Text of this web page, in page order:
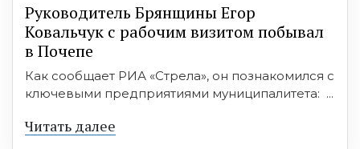
Руководитель Брянщины Егор
Ковальчук с рабочим визитом побывал
в Почепе
Как сообщает РИА «Стрела», он познакомился с
ключевыми предприятиями муниципалитета: ...
Читать далее